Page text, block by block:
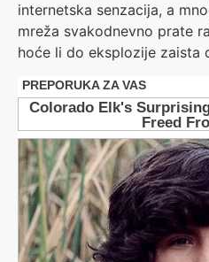
internetska senzacija, a
mreža svakodnevno prate
hoće li do eksplozije zaista